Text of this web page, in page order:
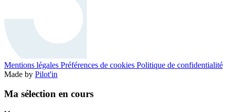
Mentions légales Préférences de cookies Politique de confidentialité
Made by Pilot'in
Ma sélection en cours